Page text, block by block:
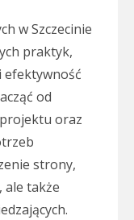
w Szczecinie
praktyk,
efektywność
od
oraz
strony,
ale także